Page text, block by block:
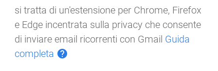
si tratta di un'estensione per Chrome, Firefox
e Edge incentrata sulla privacy che consente
di inviare email ricorrenti con Gmail Guida
completa help